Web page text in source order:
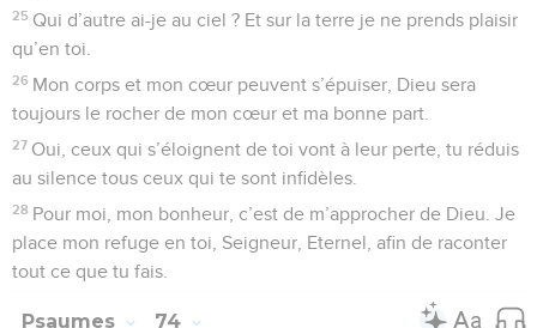
25 Qui d’autre ai-je au ciel ? Et sur la terre je ne prends plaisir
qu’en toi.
26 Mon corps et mon cœur peuvent s’épuiser, Dieu sera
toujours le rocher de mon cœur et ma bonne part.
27 Oui, ceux qui s’éloignent de toi vont à leur perte, tu réduis
au silence tous ceux qui te sont infidèles.
28 Pour moi, mon bonheur, c’est de m’approcher de Dieu. Je
place mon refuge en toi, Seigneur, Eternel, afin de raconter
tout ce que tu fais.
Psaumes 74